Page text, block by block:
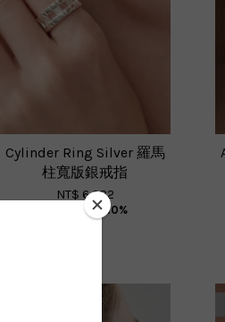
Cylinder Ring Silver 羅馬
柱寬版銀戒指
NT$ 6,282
NT$ 6,980 -10%